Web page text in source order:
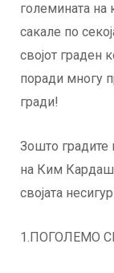
големината на
сакале по
својот граден
поради многу
гради!
Зошто градите
на Ким
својата
1.ПОГОЛЕМО